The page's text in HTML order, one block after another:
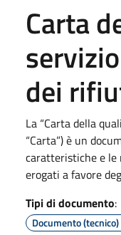
Carta
dei
La “Carta della
“Carta”) è un
caratteristiche e le
erogati a favore
Tipi di documento:
Documento